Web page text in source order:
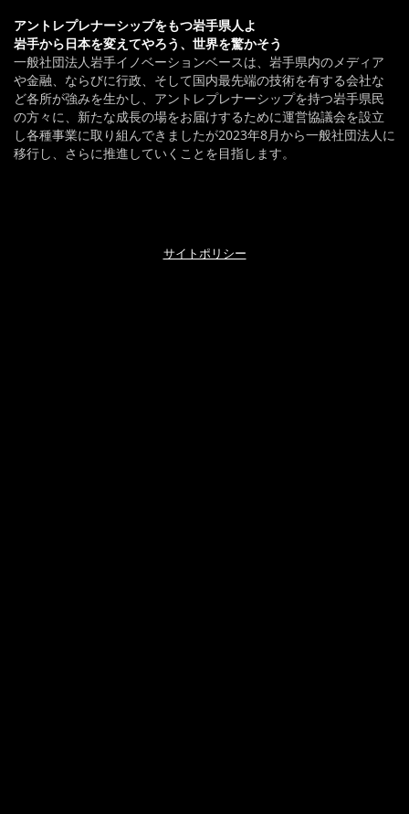
アントレプレナーシップをもつ岩手県人よ
岩手から日本を変えてやろう、世界を驚かそう
一般社団法人岩手イノベーションベースは、岩手県内のメディア
や金融、ならびに行政、そして国内最先端の技術を有する会社な
ど各所が強みを生かし、アントレプレナーシップを持つ岩手県民
の方々に、新たな成長の場をお届けするために運営協議会を設立
し各種事業に取り組んできましたが2023年8月から一般社団法人に
移行し、さらに推進していくことを目指します。
サイトポリシー